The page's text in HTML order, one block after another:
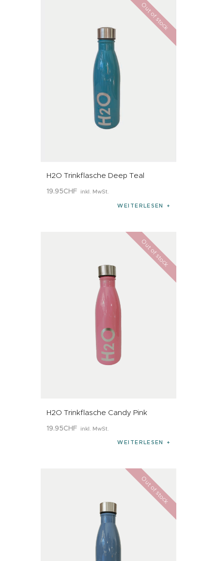
Out of stock
H2O Trinkflasche Deep Teal
19.95CHF inkl. MwSt.
WEITERLESEN
Out of stock
H2O Trinkflasche Candy Pink
19.95CHF inkl. MwSt.
WEITERLESEN
Out of stock